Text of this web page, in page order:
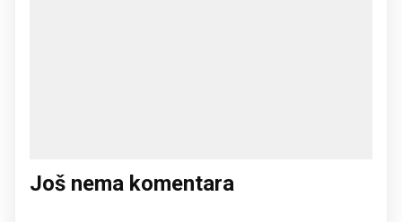
Još nema komentara